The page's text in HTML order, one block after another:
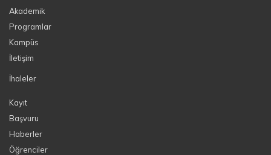
Akademik
Programlar
Kampüs
İletişim
İhaleler
Kayıt
Başvuru
Haberler
Öğrenciler